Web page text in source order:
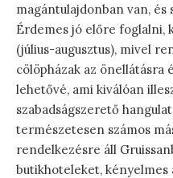
magántulajdonban van,
Érdemes jó előre foglalni,
(július-augusztus), mivel
cölöpházak az önellátásra
lehetővé, ami kiválóan
szabadságszerető
természetesen számos
rendelkezésre áll
butikhoteleket, kényelmes